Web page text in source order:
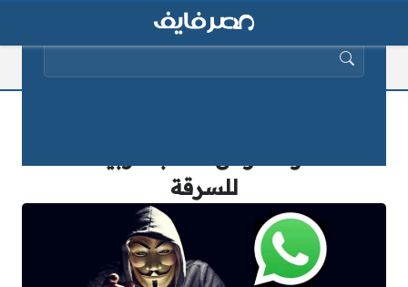
للسرقة
البحث عن: